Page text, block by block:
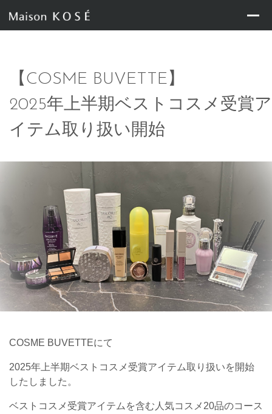
【COSME BUVETTE】
2025年上半期ベストコスメ受賞ア
イテム取り扱い開始
COSME BUVETTEにて
2025年上半期ベストコスメ受賞アイテム取り扱いを開始
したしました。
ベストコスメ受賞アイテムを含む人気コスメ20品のコース